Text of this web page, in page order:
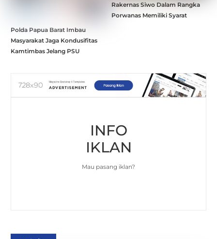
Polda Papua Barat Imbau
Masyarakat Jaga Kondusifitas
Kamtimbas Jelang PSU
Rakernas Siwo Dalam Rangka
Porwanas Memiliki Syarat
INFO
IKLAN
Mau pasang iklan?